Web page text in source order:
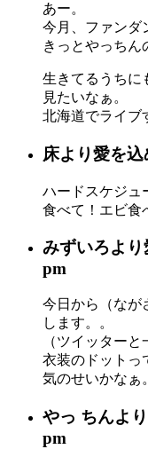
あー。
今月、ファンダ
きっとやっちん
生きてるうちに
見たいなぁ。
北海道でライブ
床より愛を込
ハードスケジュ
食べて！エビ食
みずいろよ
pm
今日から（なが
します。。
（ツイッターと
衣装のドットっ
気のせいかなぁ。
やっ ちんよ
pm